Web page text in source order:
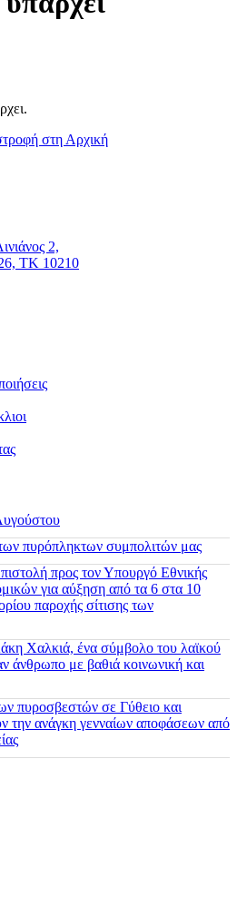
στη Αρχική
2,
ΤΚ 10210
πυρόπληκτων συμπολιτών μας
προς τον Υπουργό Εθνικής
για αύξηση από τα 6 στα 10
παροχής σίτισης των
Χαλκιά, ένα σύμβολο του λαϊκού
άνθρωπο με βαθιά κοινωνική και
πυροσβεστών σε Γύθειο και
την ανάγκη γενναίων αποφάσεων από